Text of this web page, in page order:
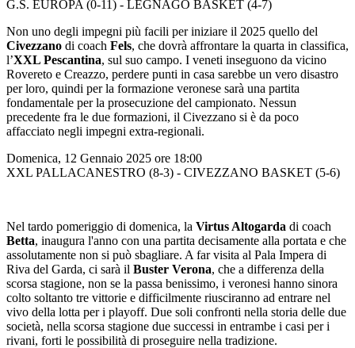
G.S. EUROPA (0-11) - LEGNAGO BASKET (4-7)
Non uno degli impegni più facili per iniziare il 2025 quello del
Civezzano di coach Fels, che dovrà affrontare la quarta in classifica,
l’XXL Pescantina, sul suo campo. I veneti inseguono da vicino
Rovereto e Creazzo, perdere punti in casa sarebbe un vero disastro
per loro, quindi per la formazione veronese sarà una partita
fondamentale per la prosecuzione del campionato. Nessun
precedente fra le due formazioni, il Civezzano si è da poco
affacciato negli impegni extra-regionali.
Domenica, 12 Gennaio 2025 ore 18:00
XXL PALLACANESTRO (8-3) - CIVEZZANO BASKET (5-6)
Nel tardo pomeriggio di domenica, la Virtus Altogarda di coach
Betta, inaugura l'anno con una partita decisamente alla portata e che
assolutamente non si può sbagliare. A far visita al Pala Impera di
Riva del Garda, ci sarà il Buster Verona, che a differenza della
scorsa stagione, non se la passa benissimo, i veronesi hanno sinora
colto soltanto tre vittorie e difficilmente riusciranno ad entrare nel
vivo della lotta per i playoff. Due soli confronti nella storia delle due
società, nella scorsa stagione due successi in entrambe i casi per i
rivani, forti le possibilità di proseguire nella tradizione.